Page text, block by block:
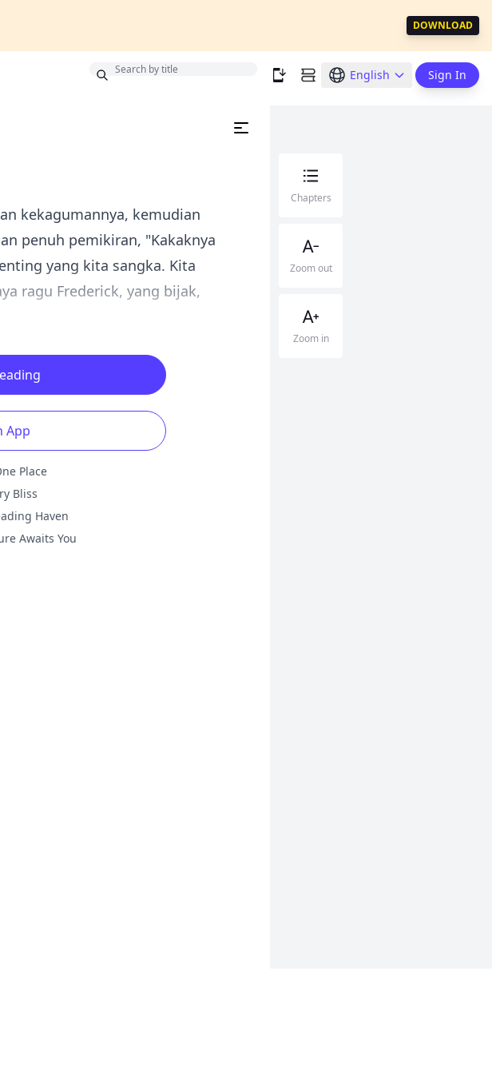
DOWNLOAD
English Sign In
kekagumannya, kemudian
penuh pemikiran, "Kakaknya
yang kita sangka. Kita
ragu Frederick, yang bijak,
App
Place
Bliss
Haven
Awaits You
Chapters
Zoom out
Zoom in